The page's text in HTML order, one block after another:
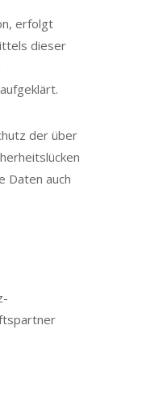
erfolgt
dieser
der über
Daten auch